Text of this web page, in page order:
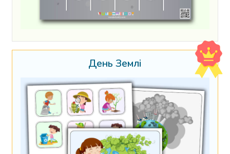
День Землі